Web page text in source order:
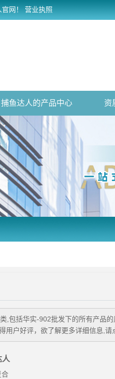
网！ 营业执照
捕鱼达人的产品中心 资
,包括华实-902批发下的所有产品
用户好评，欲了解更多详细信息,请
人
合